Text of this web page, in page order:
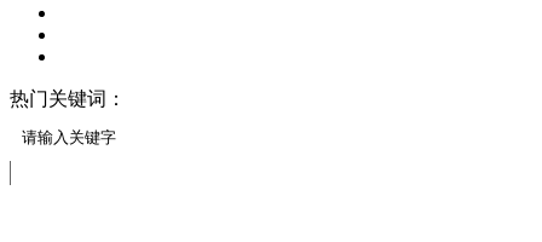
热门关键词：